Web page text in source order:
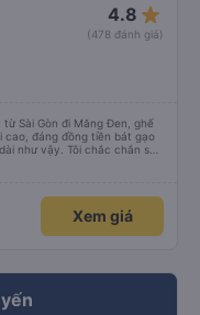
4.8 star_rate
(478 đánh giá)
Sài Gòn đi Măng Đen, ghế
cao, đáng đồng tiền bát gạo
như vậy. Tôi chắc chắn sẽ
Xem giá